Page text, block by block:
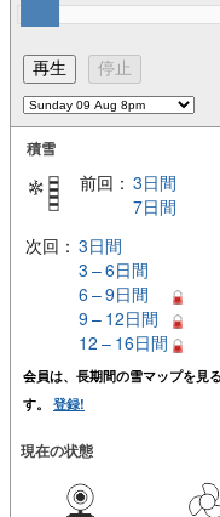
積雪
前回： 3日間
7日間
次回： 3日間
3 – 6日間
6 – 9日間
9 – 12日間
12 – 16日間
会員は、長期間の雪マップを見
す。 登録!
現在の状態